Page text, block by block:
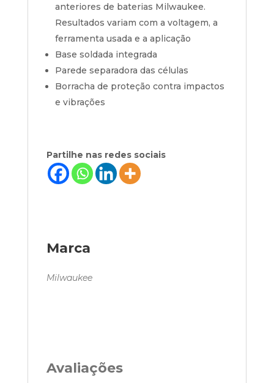
anteriores de baterias Milwaukee.
Resultados variam com a voltagem, a
ferramenta usada e a aplicação
Base soldada integrada
Parede separadora das células
Borracha de proteção contra impactos
e vibrações
Partilhe nas redes sociais
Marca
Milwaukee
Avaliações